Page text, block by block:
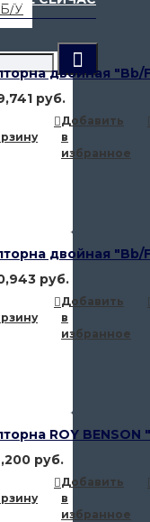
Б/У
двойная "Bb/
руб.
Добавить
в
избранное
двойная "Bb/
руб.
Добавить
в
избранное
ROY BENSON
руб.
Добавить
в
избранное